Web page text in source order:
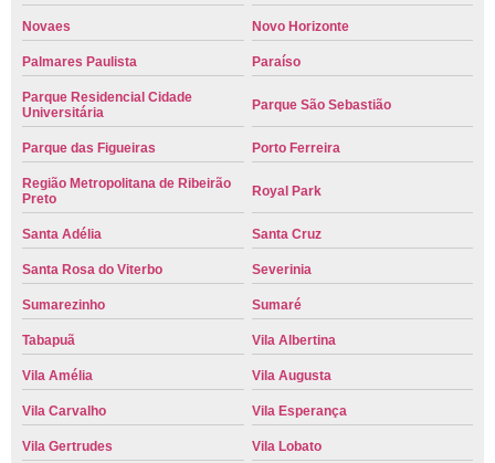
Novaes Novo Horizonte
Palmares Paulista Paraíso
Parque Residencial Cidade
Universitária
Parque São Sebastião
Parque das Figueiras Porto Ferreira
Região Metropolitana de Ribeirão
Preto
Royal Park
Santa Adélia Santa Cruz
Santa Rosa do Viterbo Severinia
Sumarezinho Sumaré
Tabapuã Vila Albertina
Vila Amélia Vila Augusta
Vila Carvalho Vila Esperança
Vila Gertrudes Vila Lobato